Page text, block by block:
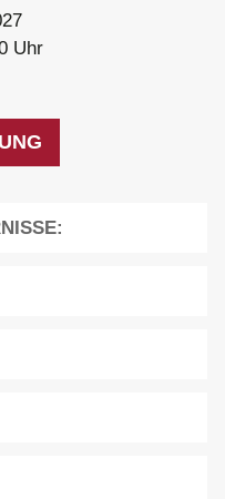
Uhr